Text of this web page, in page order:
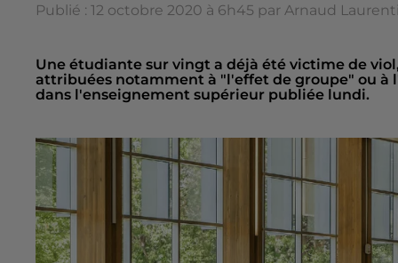
Publié : 12 octobre 2020 à 6h45 par Arnaud Laurenti
Une étudiante sur vingt a déjà été victime de
attribuées notamment à "l'effet de groupe" ou à
dans l'enseignement supérieur publiée lundi.